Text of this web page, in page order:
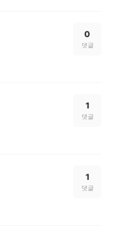
0
댓글
1
댓글
1
댓글